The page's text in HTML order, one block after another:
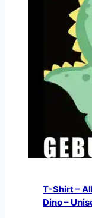
T-Shirt –
Dino –